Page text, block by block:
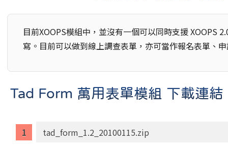
目前XOOPS模組中，並沒有一個可以同時支援 XOOPS
寫。目前可以做到線上調查表單，亦可當作報名表單、
Tad Form 萬用表單模組 下載連結
tad_form_1.2_20100115.zip